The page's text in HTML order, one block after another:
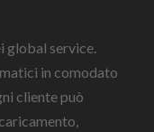
global service.
in comodato
cliente può